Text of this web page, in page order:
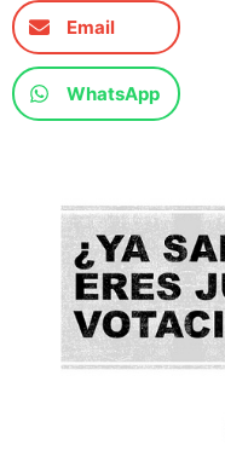
Email
WhatsApp